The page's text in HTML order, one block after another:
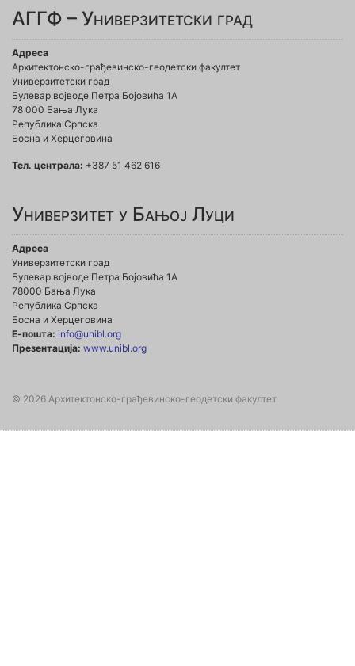
АГГФ – Универзитетски град
Адреса
Архитектонско-грађевинско-геодетски факултет
Универзитетски град
Булевар војводе Петра Бојовића 1A
78 000 Бања Лука
Република Српска
Босна и Херцеговина
Тел. централа: +387 51 462 616
Универзитет у Бањој Луци
Адреса
Универзитетски град
Булевар војводе Петра Бојовића 1А
78000 Бања Лука
Република Српска
Босна и Херцеговина
Е-пошта: info@unibl.org
Презентација: www.unibl.org
© 2026 Архитектонско-грађевинско-геодетски факултет